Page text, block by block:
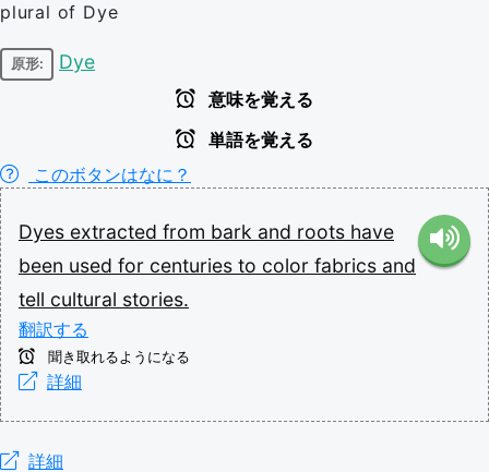
plural of Dye
原形: Dye
意味を覚える
単語を覚える
このボタンはなに？
Dyes extracted from bark and roots have
been used for centuries to color fabrics and
tell cultural stories.
翻訳する
聞き取れるようになる
詳細
詳細